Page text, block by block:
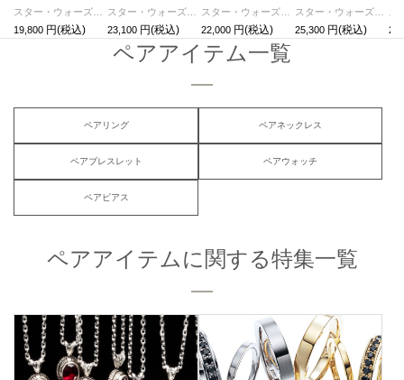
スター・ウォーズ"STARWARS™"ペアリングS-ゴールド/指輪
19,800
スター・ウォーズ"STARWARS™"メッセージリングM/指輪・ペアリング
23,100
スター・ウォーズ"STARWARS™"メッセージリングS/指輪・ペアリング
22,000
スター・ウォーズ"STARWARS™"ライトセーバーリング-DARTHVADER-/指輪
25,300
ペアアイテム一覧
ペアリング ペアネックレス
ペアブレスレット ペアウォッチ
ペアピアス
ペアアイテムに関する特集一覧